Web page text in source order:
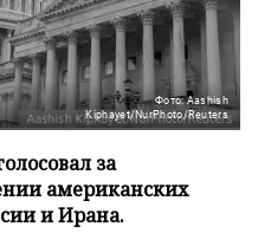
Фото: Aashish
Kiphayet/NurPhoto/Reuters
за
американских
и Ирана.